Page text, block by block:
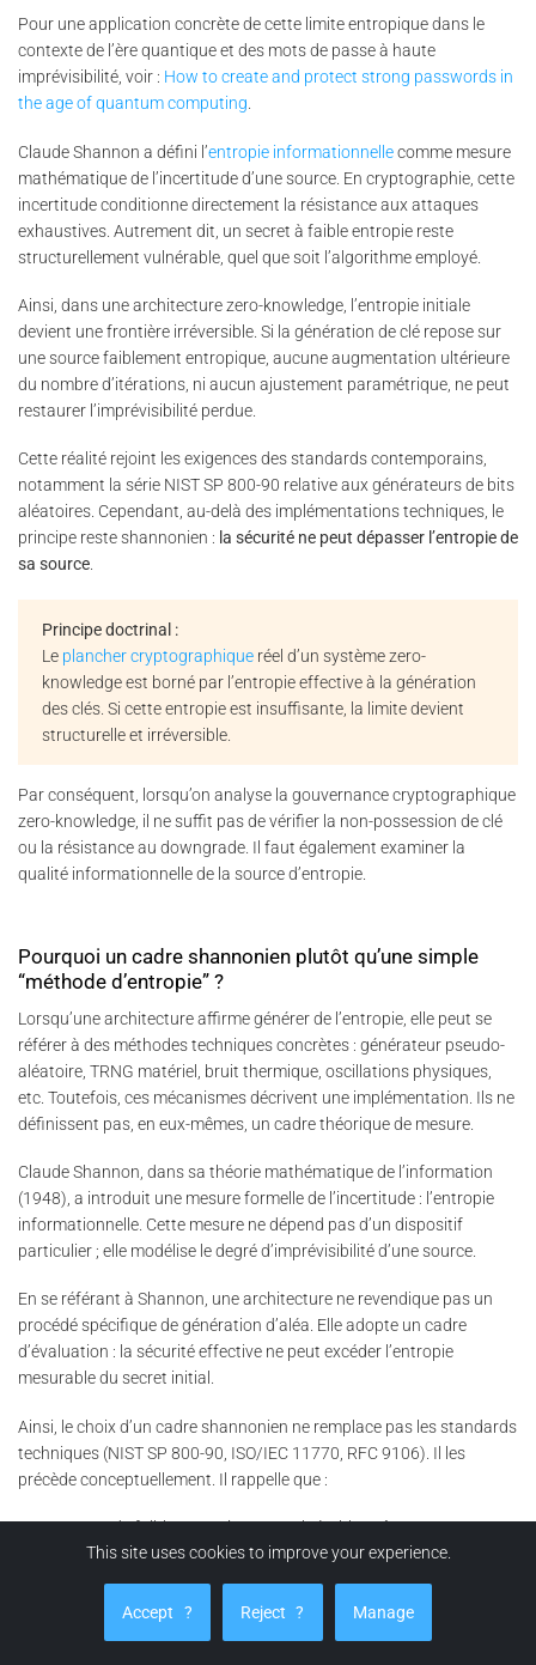
Pour une application concrète de cette limite entropique dans le
contexte de l’ère quantique et des mots de passe à haute
imprévisibilité, voir : How to create and protect strong passwords in
the age of quantum computing.
Claude Shannon a défini l’entropie informationnellecomme mesure
mathématique de l’incertitude d’une source. En cryptographie, cette
incertitude conditionne directement la résistance aux attaques
exhaustives. Autrement dit, un secret à faible entropie reste
structurellement vulnérable, quel que soit l’algorithme employé.
Ainsi, dans une architecture zero-knowledge, l’entropie initiale
devient une frontière irréversible. Si la génération de clé repose sur
une source faiblement entropique, aucune augmentation ultérieure
du nombre d’itérations, ni aucun ajustement paramétrique, ne peut
restaurer l’imprévisibilité perdue.
Cette réalité rejoint les exigences des standards contemporains,
notamment la série NIST SP 800-90 relative aux générateurs de bits
aléatoires. Cependant, au-delà des implémentations techniques, le
principe reste shannonien : la sécurité ne peut dépasser l’entropie de
sa source.
Principe doctrinal :
Le plancher cryptographique réel d’un système zero-
knowledge est borné par l’entropie effective à la génération
des clés. Si cette entropie est insuffisante, la limite devient
structurelle et irréversible.
Par conséquent, lorsqu’on analyse la gouvernance cryptographique
zero-knowledge, il ne suffit pas de vérifier la non-possession de clé
ou la résistance au downgrade. Il faut également examiner la
qualité informationnelle de la source d’entropie.
Pourquoi un cadre shannonien plutôt qu’une simple
“méthode d’entropie” ?
Lorsqu’une architecture affirme générer de l’entropie, elle peut se
référer à des méthodes techniques concrètes : générateur pseudo-
aléatoire, TRNG matériel, bruit thermique, oscillations physiques,
etc. Toutefois, ces mécanismes décrivent une implémentation. Ils ne
définissent pas, en eux-mêmes, un cadre théorique de mesure.
Claude Shannon, dans sa théorie mathématique de l’information
(1948), a introduit une mesure formelle de l’incertitude : l’entropie
informationnelle. Cette mesure ne dépend pas d’un dispositif
particulier ; elle modélise le degré d’imprévisibilité d’une source.
En se référant à Shannon, une architecture ne revendique pas un
procédé spécifique de génération d’aléa. Elle adopte un cadre
d’évaluation : la sécurité effective ne peut excéder l’entropie
mesurable du secret initial.
Ainsi, le choix d’un cadre shannonien ne remplace pas les standards
techniques (NIST SP 800-90, ISO/IEC 11770, RFC 9106). Il les
précède conceptuellement. Il rappelle que :
Un secret de faible entropie reste vulnérable, même avec un
algorithme robuste.
Un nombre élevé d’itérations KDF n’augmente pas l’espace de
clés si l’entropie initiale est bornée.
This site uses cookies to improve your experience.
Accept ? Reject ? Manage